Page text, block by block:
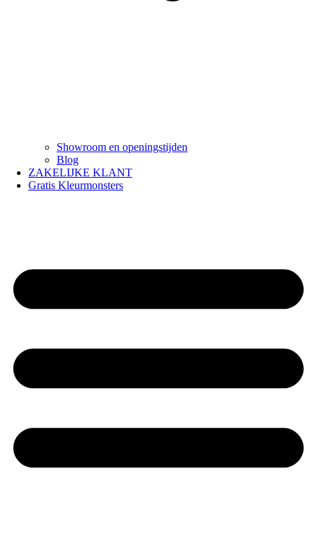
Showroom en openingstijden
Blog
ZAKELIJKE KLANT
Gratis Kleurmonsters